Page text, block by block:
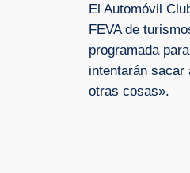
El Automóvil
FEVA de
programada
intentarán sacar
otras cosas».